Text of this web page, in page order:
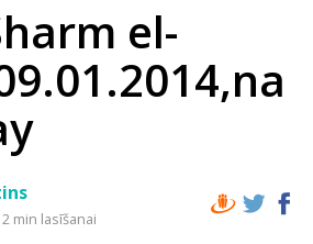
el-
2 min lasīšanai